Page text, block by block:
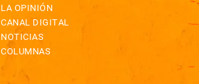
LA OPINIÓN
CANAL DIGITAL
NOTICIAS
COLUMNAS